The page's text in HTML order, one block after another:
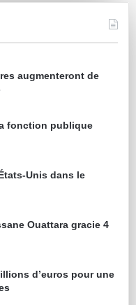
augmenteront de
fonction publique
Unis dans le
Ouattara gracie 4
d’euros pour une